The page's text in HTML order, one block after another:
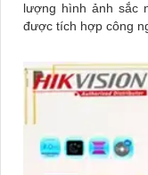
lượng hình ảnh sắc nét
được tích hợp công